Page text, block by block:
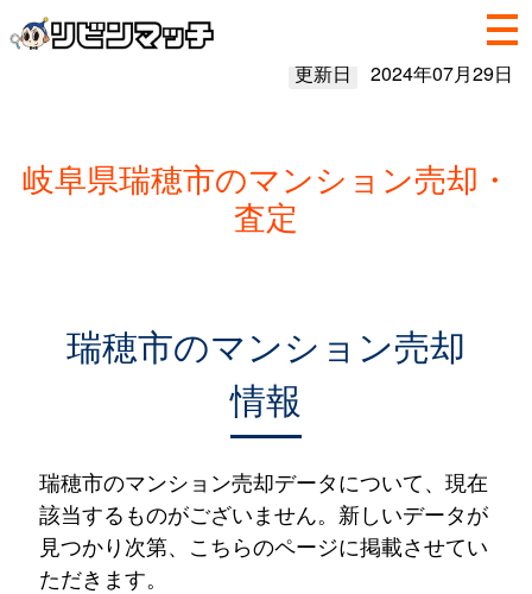
更新日 2024年07月29日
岐阜県瑞穂市のマンション売却・
査定
瑞穂市のマンション売却
情報
瑞穂市のマンション売却データについて、現在
該当するものがございません。新しいデータが
見つかり次第、こちらのページに掲載させてい
ただきます。